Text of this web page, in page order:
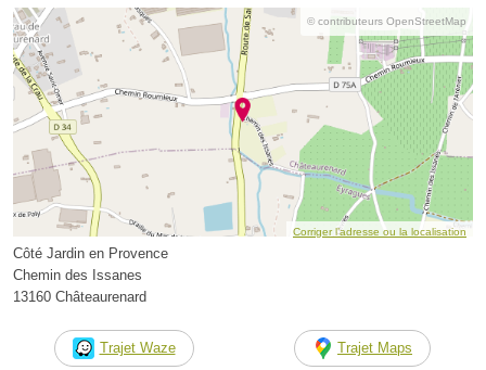
© contributeurs OpenStreetMap
Corriger l’adresse ou la localisation
Côté Jardin en Provence
Chemin des Issanes
13160 Châteaurenard
Trajet Waze Trajet Maps